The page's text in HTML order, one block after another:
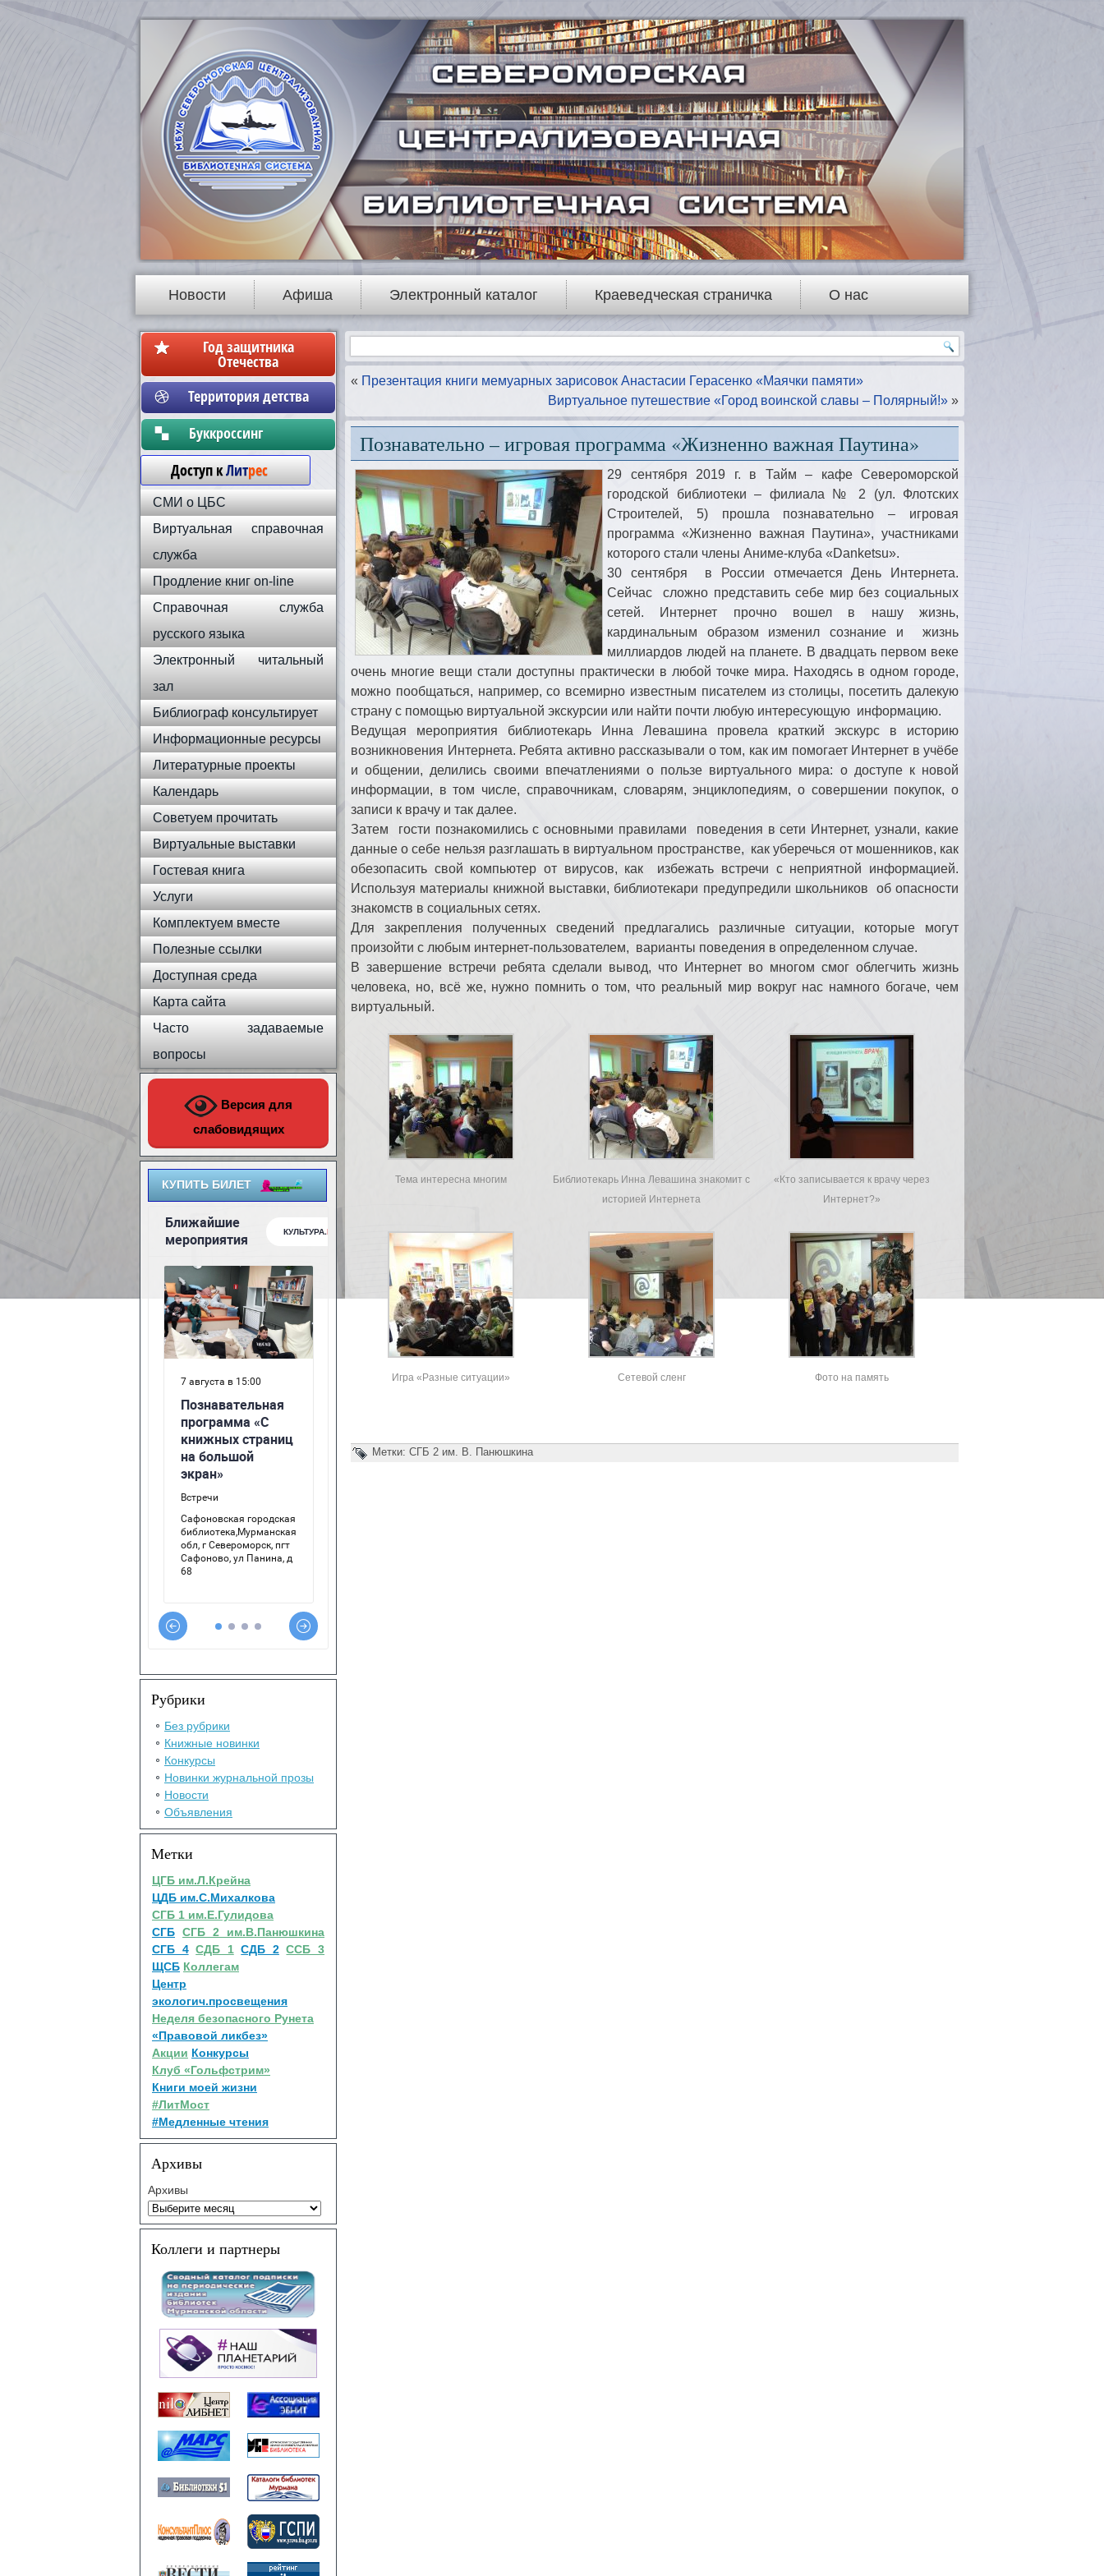
Новости Афиша Электронный каталог Краеведческая страничка О нас
Год защитника
Отечества
Территория детства
Бyккpoccинг
Доступ кЛитрес
СМИ о ЦБС
Виртуальная справочная
служба
Продление книг on-line
Справочная служба
русского языка
Электронный читальный
зал
Библиограф консультирует
Информационные ресурсы
Литературные проекты
Календарь
Советуем прочитать
Виртуальные выставки
Гостевая книга
Услуги
Комплектуем вместе
Полезные ссылки
Доступная среда
Карта сайта
Часто задаваемые
вопросы
Версия для
слабовидящих
КУПИТЬ БИЛЕТ
Рубрики
Без рубрики
Книжные новинки
Конкурсы
Новинки журнальной прозы
Новости
Объявления
Метки
ЦГБ им.Л.Крейна
ЦДБ им.С.Михалкова
СГБ 1 им.Е.Гулидова
СГБ СГБ 2 им.В.Панюшкина
СГБ 4 СДБ 1 СДБ 2 ССБ 3
ЩСБ Коллегам
Центр
экологич.просвещения
Неделя безопасного Рунета
«Правовой ликбез»
Акции Конкурсы
Клуб «Гольфстрим»
Книги моей жизни
#ЛитМост
#Медленные чтения
Архивы
Архивы
Коллеги и партнеры
« Презентация книги мемуарных зарисовок Анастасии Герасенко «Маячки памяти»
Виртуальное путешествие «Город воинской славы – Полярный!» »
Познавательно – игровая программа «Жизненно важная Паутина»
29 сентября 2019 г. в Тайм – кафе Североморской
городской библиотеки – филиала № 2 (ул. Флотских
Строителей, 5) прошла познавательно – игровая
программа «Жизненно важная Паутина», участниками
которого стали члены Аниме-клуба «Danketsu».
30 сентября в России отмечается День Интернета.
Сейчас сложно представить себе мир без социальных
сетей. Интернет прочно вошел в нашу жизнь,
кардинальным образом изменил сознание и жизнь
миллиардов людей на планете. В двадцать первом веке
очень многие вещи стали доступны практически в любой точке мира. Находясь в одном городе,
можно пообщаться, например, со всемирно известным писателем из столицы, посетить далекую
страну с помощью виртуальной экскурсии или найти почти любую интересующую информацию.
Ведущая мероприятия библиотекарь Инна Левашина провела краткий экскурс в историю
возникновения Интернета. Ребята активно рассказывали о том, как им помогает Интернет в учёбе
и общении, делились своими впечатлениями о пользе виртуального мира: о доступе к новой
информации, в том числе, справочникам, словарям, энциклопедиям, о совершении покупок, о
записи к врачу и так далее.
Затем гости познакомились с основными правилами поведения в сети Интернет, узнали, какие
данные о себе нельзя разглашать в виртуальном пространстве, как уберечься от мошенников, как
обезопасить свой компьютер от вирусов, как избежать встречи с неприятной информацией.
Используя материалы книжной выставки, библиотекари предупредили школьников об опасности
знакомств в социальных сетях.
Для закрепления полученных сведений предлагались различные ситуации, которые могут
произойти с любым интернет-пользователем, варианты поведения в определенном случае.
В завершение встречи ребята сделали вывод, что Интернет во многом смог облегчить жизнь
человека, но, всё же, нужно помнить о том, что реальный мир вокруг нас намного богаче, чем
виртуальный.
Тема интересна многим
Библиотекарь Инна Левашина знакомит с
историей Интернета
«Кто записывается к врачу через
Интернет?»
Игра «Разные ситуации» Сетевой сленг Фото на память
Метки: СГБ 2 им. В. Панюшкина